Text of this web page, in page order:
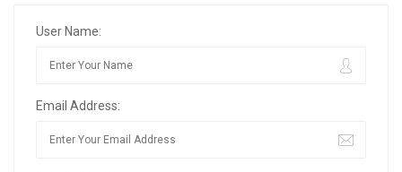
User Name:
Email Address: